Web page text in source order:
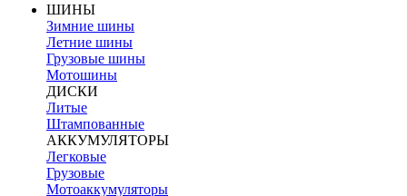
ШИНЫ
Зимние шины
Летние шины
Грузовые шины
Мотошины
ДИСКИ
Литые
Штампованные
АККУМУЛЯТОРЫ
Легковые
Грузовые
Мотоаккумуляторы